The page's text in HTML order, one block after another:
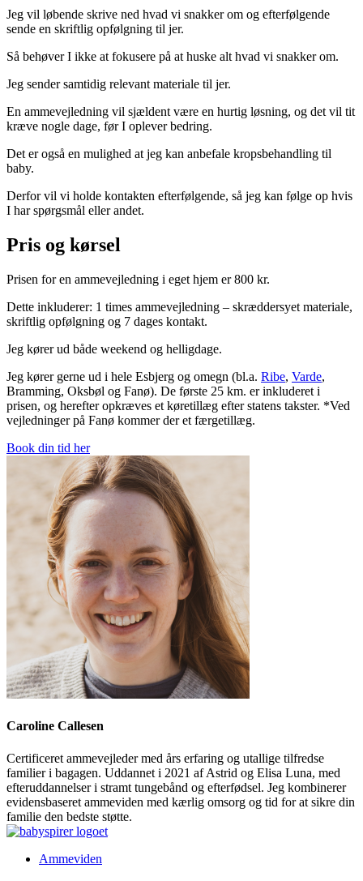
Jeg vil løbende skrive ned hvad vi snakker om og efterfølgende
sende en skriftlig opfølgning til jer.
Så behøver I ikke at fokusere på at huske alt hvad vi snakker om.
Jeg sender samtidig relevant materiale til jer.
En ammevejledning vil sjældent være en hurtig løsning, og det vil tit
kræve nogle dage, før I oplever bedring.
Det er også en mulighed at jeg kan anbefale kropsbehandling til
baby.
Derfor vil vi holde kontakten efterfølgende, så jeg kan følge op hvis
I har spørgsmål eller andet.
Pris og kørsel
Prisen for en ammevejledning i eget hjem er 800 kr.
Dette inkluderer: 1 times ammevejledning – skræddersyet materiale,
skriftlig opfølgning og 7 dages kontakt.
Jeg kører ud både weekend og helligdage.
Jeg kører gerne ud i hele Esbjerg og omegn (bl.a. Ribe, Varde,
Bramming, Oksbøl og Fanø). De første 25 km. er inkluderet i
prisen, og herefter opkræves et køretillæg efter statens takster. *Ved
vejledninger på Fanø kommer der et færgetillæg.
Book din tid her
Caroline Callesen
Certificeret ammevejleder med års erfaring og utallige tilfredse
familier i bagagen. Uddannet i 2021 af Astrid og Elisa Luna, med
efteruddannelser i stramt tungebånd og efterfødsel. Jeg kombinerer
evidensbaseret ammeviden med kærlig omsorg og tid for at sikre din
familie den bedste støtte.
Ammeviden